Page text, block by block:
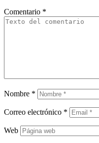
Comentario *
Nombre *
Correo electrónico *
Web